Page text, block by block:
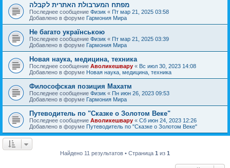
מפתח המערבולת האתרית לקבלה
Последнее сообщение Физик « Пт мар 21, 2025 03:58
Добавлено в форуме Гармония Мира
Не багато українською
Последнее сообщение Физик « Пт мар 21, 2025 03:39
Добавлено в форуме Гармония Мира
Новая наука, медицина, техника
Последнее сообщение Аволикешвару « Вс июл 30, 2023 14:08
Добавлено в форуме Новая наука, медицина, техника
Философская позиция Махатм
Последнее сообщение Физик « Пн июн 26, 2023 09:53
Добавлено в форуме Гармония Мира
Путеводитель по "Сказке о Золотом Веке"
Последнее сообщение Аволикешвару « Сб июн 24, 2023 12:26
Добавлено в форуме Путеводитель по "Сказке о Золотом Веке"
Найдено 11 результатов • Страница 1 из 1